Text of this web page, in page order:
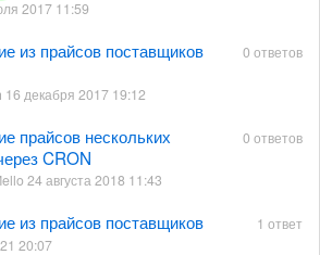
2017 11:59
из прайсов поставщиков
декабря 2017 19:12
0 ответов
прайсов нескольких
CRON
24 августа 2018 11:43
0 ответов
из прайсов поставщиков
20:07
1 ответ